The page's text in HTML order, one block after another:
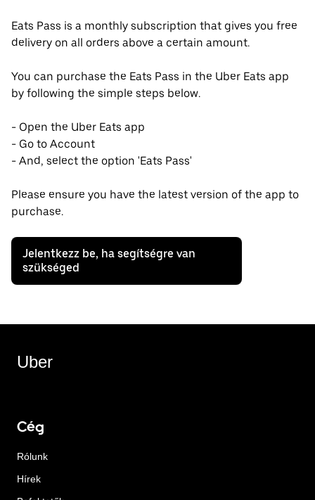
Eats Pass is a monthly subscription that gives you free
delivery on all orders above a certain amount.
You can purchase the Eats Pass in the Uber Eats app
by following the simple steps below.
- Open the Uber Eats app
- Go to Account
- And, select the option 'Eats Pass'
Please ensure you have the latest version of the app to
purchase.
Jelentkezz be, ha segítségre van
szükséged
Uber
Cég
Rólunk
Hírek